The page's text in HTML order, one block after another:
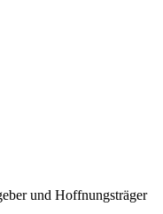
und Hoffnungsträger